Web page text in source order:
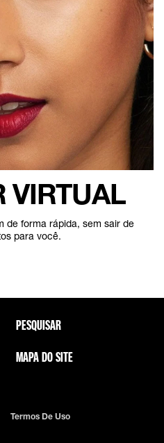
VIRTUAL
de forma rápida, sem sair de
para você.​
PESQUISAR
MAPA DO SITE
Termos De Uso